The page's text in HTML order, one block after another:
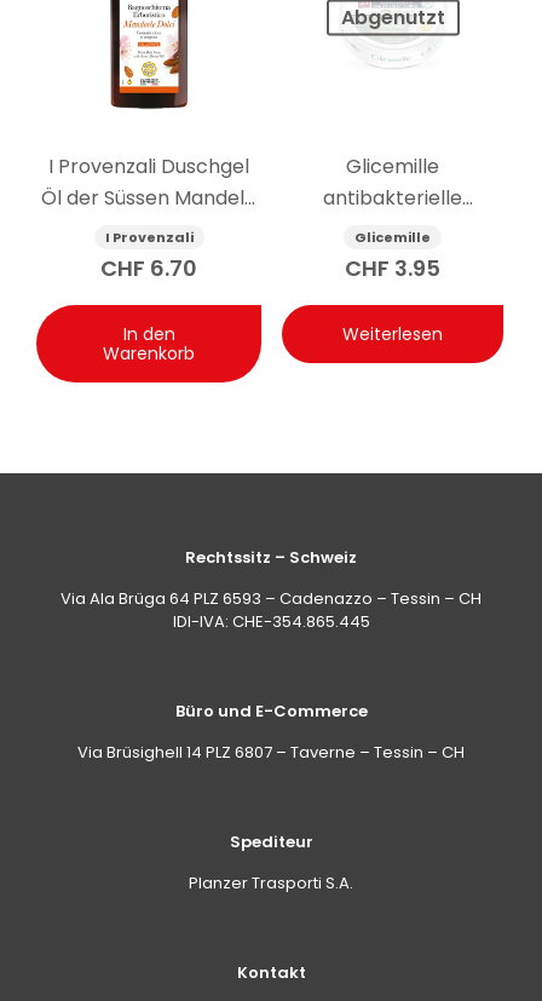
Empfindlichkeit.
I Provenzali Duschgel
Öl der Süssen Mandeln
400 ml
I Provenzali
CHF 6.70
In den
Warenkorb
Abgenutzt
Glicemille
antibakterielle
feuchtigkeitsspendende
Handcreme mit
Glicemille
CHF 3.95
Weiterlesen
Rechtssitz – Schweiz
Via Ala Brüga 64 PLZ 6593 – Cadenazzo – Tessin – CH
IDI-IVA: CHE-354.865.445
Büro und E-Commerce
Via Brüsighell 14 PLZ 6807 – Taverne – Tessin – CH
Spediteur
Planzer Trasporti S.A.
Kontakt